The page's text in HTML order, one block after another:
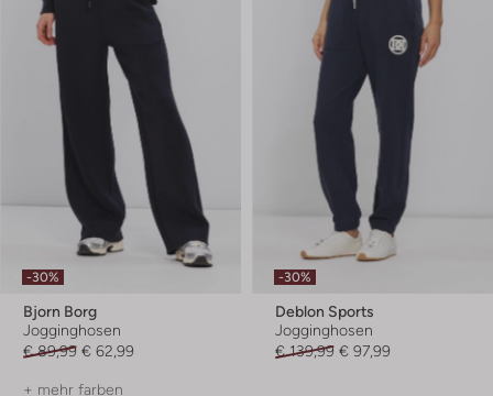
-30%
Bjorn Borg
Jogginghosen
€ 89,99 € 62,99
+ mehr farben
-30%
Deblon Sports
Jogginghosen
€ 139,99 € 97,99